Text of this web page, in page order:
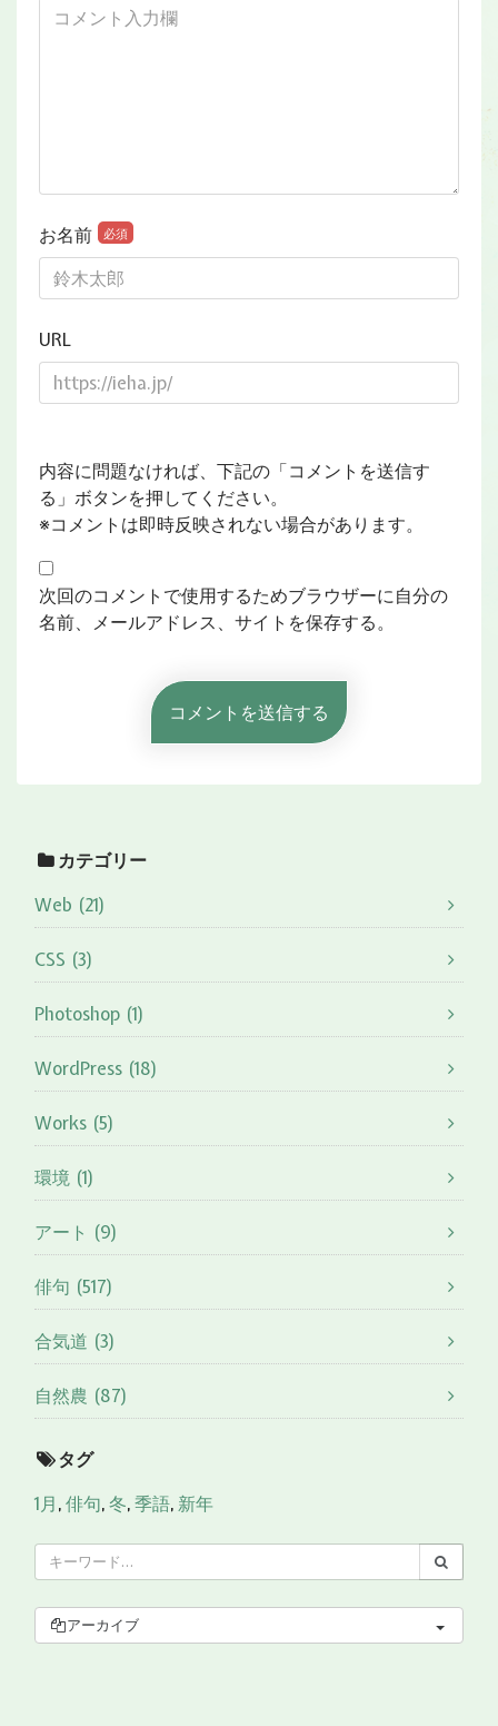
お名前 必須
URL
内容に問題なければ、下記の「コメントを送信す
る」ボタンを押してください。
※コメントは即時反映されない場合があります。
次回のコメントで使用するためブラウザーに自分の
名前、メールアドレス、サイトを保存する。
カテゴリー
Web (21)
CSS (3)
Photoshop (1)
WordPress (18)
Works (5)
環境 (1)
アート (9)
俳句 (517)
合気道 (3)
自然農 (87)
タグ
1月,俳句,冬,季語, 新年
アーカイブ